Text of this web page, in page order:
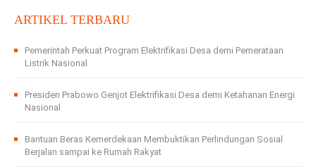
ARTIKEL TERBARU
Pemerintah Perkuat Program Elektrifikasi Desa demi Pemerataan
Listrik Nasional
Presiden Prabowo Genjot Elektrifikasi Desa demi Ketahanan Energi
Nasional
Bantuan Beras Kemerdekaan Membuktikan Perlindungan Sosial
Berjalan sampai ke Rumah Rakyat